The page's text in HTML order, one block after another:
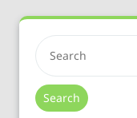
Search